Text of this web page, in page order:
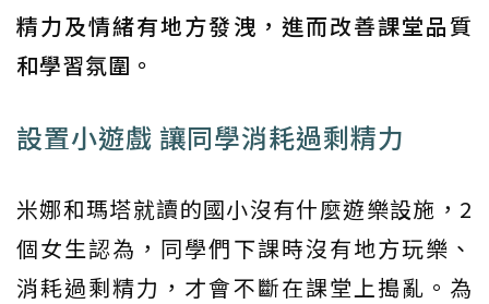
精力及情緒有地方發洩，進而改善課堂品質
和學習氛圍。
設置小遊戲 讓同學消耗過剩精力
米娜和瑪塔就讀的國小沒有什麼遊樂設施，2
個女生認為，同學們下課時沒有地方玩樂、
消耗過剩精力，才會不斷在課堂上搗亂。為